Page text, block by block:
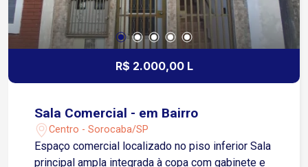
combustíveis, academias, bancos, restaurantes e
comércios em geral Excelente fluxo de veículos
e pedestres Localização estratégica para quem
busca visibilidade e praticidade em imóvel para
R$ 2.000,00 L
Sala Comercial - em Bairro
Centro - Sorocaba/SP
Espaço comercial localizado no piso inferior Sala
principal ampla integrada à copa com gabinete e